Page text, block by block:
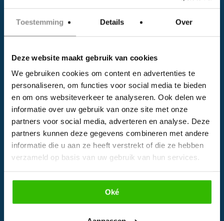
Toestemming Details Over
Deze website maakt gebruik van cookies
We gebruiken cookies om content en advertenties te
personaliseren, om functies voor social media te bieden
en om ons websiteverkeer te analyseren. Ook delen we
informatie over uw gebruik van onze site met onze
partners voor social media, adverteren en analyse. Deze
partners kunnen deze gegevens combineren met andere
informatie die u aan ze heeft verstrekt of die ze hebben
verzameld op basis van uw gebruik van hun services.
Oké
Instagram
EVENTS
Kalender
Bedrijven
Impressie